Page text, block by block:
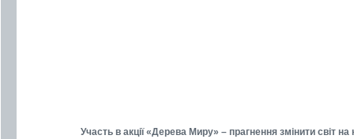
Участь в акції «Дерева Миру» – прагнення змінити світ